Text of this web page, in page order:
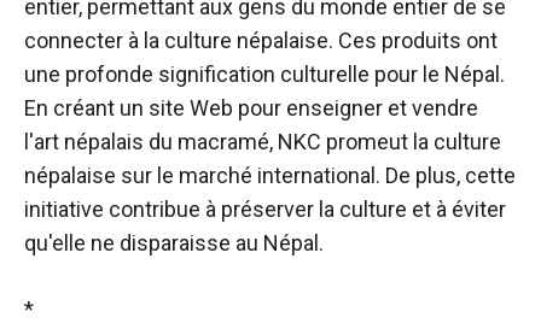
entier, permettant aux gens du monde entier de se
connecter à la culture népalaise. Ces produits ont
une profonde signification culturelle pour le Népal.
En créant un site Web pour enseigner et vendre
l'art népalais du macramé, NKC promeut la culture
népalaise sur le marché international. De plus, cette
initiative contribue à préserver la culture et à éviter
qu'elle ne disparaisse au Népal.
*